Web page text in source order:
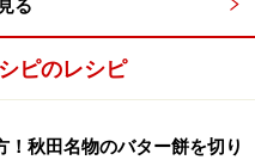
る
ピのレシピ
！秋田名物のバター餅を切り